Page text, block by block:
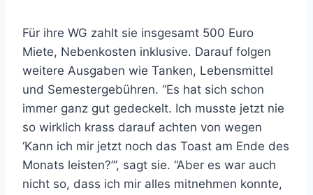
Für ihre WG zahlt sie insgesamt 500 Euro
Miete, Nebenkosten inklusive. Darauf folgen
weitere Ausgaben wie Tanken, Lebensmittel
und Semestergebühren. “Es hat sich schon
immer ganz gut gedeckelt. Ich musste jetzt nie
so wirklich krass darauf achten von wegen
‘Kann ich mir jetzt noch das Toast am Ende des
Monats leisten?’”, sagt sie. “Aber es war auch
nicht so, dass ich mir alles mitnehmen konnte,